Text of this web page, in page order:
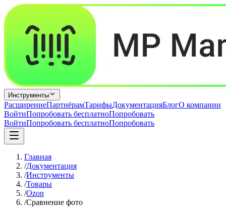
Инструменты
РасширениеПартнёрамТарифыДокументацияБлогО компании
ВойтиПопробовать бесплатноПопробовать
ВойтиПопробовать бесплатноПопробовать
Главная
/Документация
/Инструменты
/Товары
/Ozon
/Сравнение фото